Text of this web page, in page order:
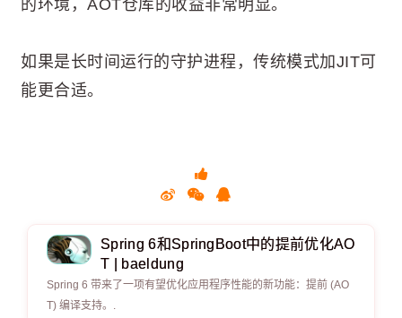
的环境，AOT仓库的收益非常明显。
如果是长时间运行的守护进程，传统模式加JIT可
能更合适。
Spring 6和SpringBoot中的提前优化AO
T | baeldung
Spring 6 带来了一项有望优化应用程序性能的新功能：提前 (AO
T) 编译支持。.